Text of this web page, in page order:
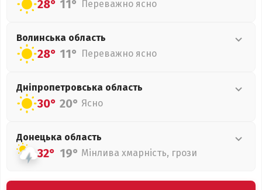
28° 11° Переважно ясно
Волинська область
28° 11° Переважно ясно
Дніпропетровська область
30° 20° Ясно
Донецька область
32° 19° Мінлива хмарність, грози